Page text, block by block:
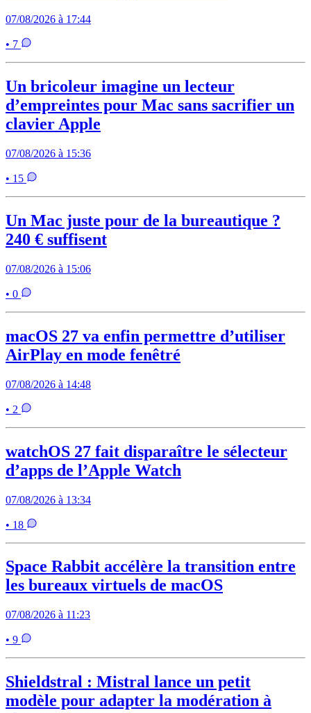
07/08/2026 à 17:44
• 7
Un bricoleur imagine un lecteur
d’empreintes pour Mac sans sacrifier un
clavier Apple
07/08/2026 à 15:36
• 15
Un Mac juste pour de la bureautique ?
240 € suffisent
07/08/2026 à 15:06
• 0
macOS 27 va enfin permettre d’utiliser
AirPlay en mode fenêtré
07/08/2026 à 14:48
• 2
watchOS 27 fait disparaître le sélecteur
d’apps de l’Apple Watch
07/08/2026 à 13:34
• 18
Space Rabbit accélère la transition entre
les bureaux virtuels de macOS
07/08/2026 à 11:23
• 9
Shieldstral : Mistral lance un petit
modèle pour adapter la modération à